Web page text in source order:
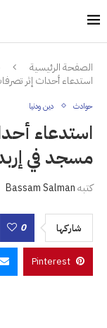
الصفحة الرئيسية
استدعاء أحداث إثر
حوادث دين ودنيا
استدعاء
مسجد في
كتبهBassam Salman
شاركها 0
Pinterest